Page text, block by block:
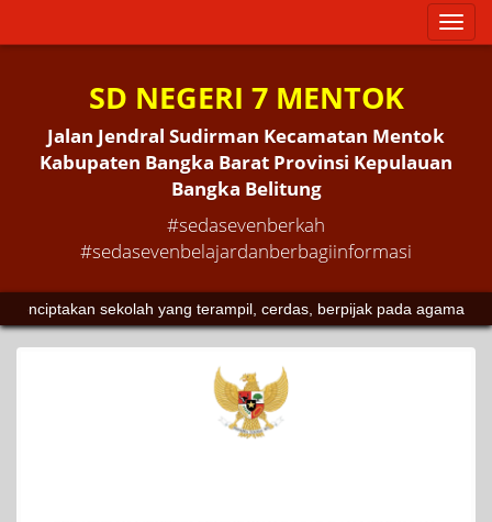
Toggle
SD NEGERI 7 MENTOK
Jalan Jendral Sudirman Kecamatan Mentok
Kabupaten Bangka Barat Provinsi Kepulauan
Bangka Belitung
#sedasevenberkah
#sedasevenbelajardanberbagiinformasi
sekolah yang terampil, cerdas, berpijak pada agama dan